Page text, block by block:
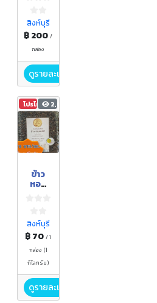
สิงห์บุรี
฿ 200/
กล่อง
ดูรายละเอียด
โปรโมชัน2,672
ข้าว
หอม
รี่)
สิงห์บุรี
฿ 70/ 1
กล่อง (1
กิโลกรัม)
ดูรายละเอียด